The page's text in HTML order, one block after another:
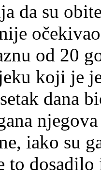
da su
od 20
koji je
dana
iako su
to